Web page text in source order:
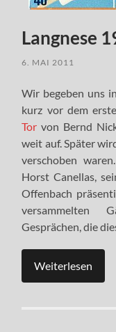
Langnese
6. MAI 2011
Wir begeben uns
kurz vor dem
Tor von Bernd
weit auf. Später
verschoben
Horst Canellas,
Offenbach
versammelten
Gesprächen, die
Weiterlesen